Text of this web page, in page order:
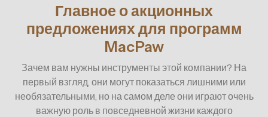
Главное о акционных
предложениях для программ
MacPaw
Зачем вам нужны инструменты этой компании? На
первый взгляд, они могут показаться лишними или
необязательными, но на самом деле они играют очень
важную роль в повседневной жизни каждого